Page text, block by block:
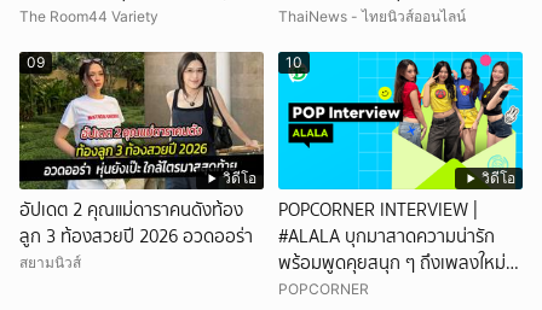
อมยิ้มเหมือนกัน งานนี้ทำเอาแฟนๆ
The Room44 Variety ThaiNews - ไทยนิวส์ออนไลน์
วิดีโอ
09
อัปเดต 2 คุณแม่ดาราคนดังท้อง
ลูก 3 ท้องสวยปี 2026 อวดออร่า
สยามนิวส์
วิดีโอ
10
POPCORNER INTERVIEW |
#ALALA บุกมาสาดความน่ารัก
พร้อมพูดคุยสนุก ๆ ถึงเพลงใหม่
'ON&OFF'
POPCORNER